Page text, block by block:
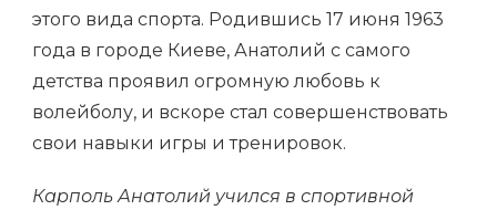
этого видa спорта. Родившись 17 июня 1963
года в городе Киеве, Анатолий с самого
детства проявил огромную любовь к
волейболу, и вскоре стал совершенствовать
свои навыки игры и тренировок.
Карполь Анатолий учился в спортивной